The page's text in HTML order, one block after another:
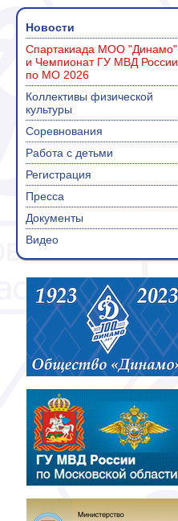
Новости
Спартакиада МОО "Динамо"
и Чемпионат ГУ МВД России
по МО 2026
Коллективы физической
культуры
Соревнования
Работа с детьми
Регистрация
Пресса
Документы
Видео